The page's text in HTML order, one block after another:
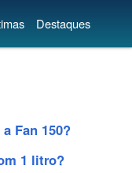
Destaques
Fan 150?
1 litro?